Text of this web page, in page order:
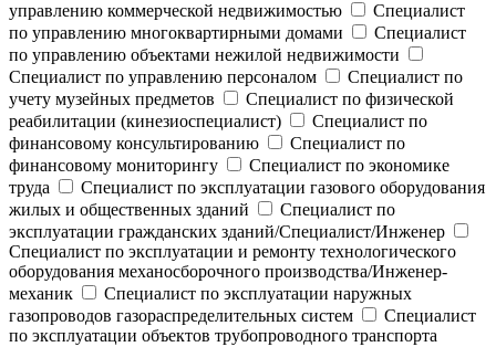
управлению коммерческой недвижимостью
Специалист
по управлению многоквартирными домами
Специалист
по управлению объектами нежилой недвижимости
Специалист по управлению персоналом
Специалист по
учету музейных предметов
Специалист по физической
реабилитации (кинезиоспециалист)
Специалист по
финансовому консультированию
Специалист по
финансовому мониторингу
Специалист по экономике
труда
Специалист по эксплуатации газового оборудования
жилых и общественных зданий
Специалист по
эксплуатации гражданских зданий/Специалист/Инженер
Специалист по эксплуатации и ремонту технологического
оборудования механосборочного производства/Инженер-
механик
Специалист по эксплуатации наружных
газопроводов газораспределительных систем
Специалист
по эксплуатации объектов трубопроводного транспорта